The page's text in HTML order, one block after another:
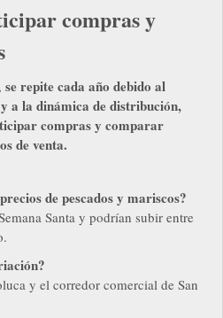
compras y
se repite cada año debido al
a la dinámica de distribución,
compras y comparar
de venta.
de pescados y mariscos?
Santa y podrían subir entre
y el corredor comercial de San